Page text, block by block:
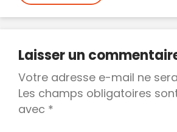
de
l’article
Laisser un
Votre adresse e-mail ne
Les champs obligatoires
avec *